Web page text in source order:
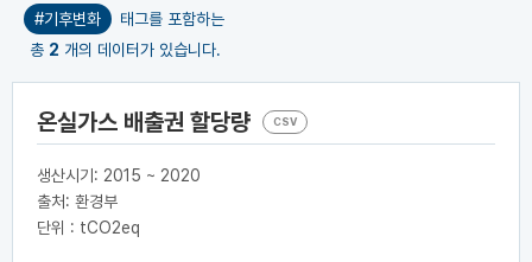
#기후변화
태그를 포함하는
총 2 개의 데이터가 있습니다.
온실가스 배출권 할당량 CSV
생산시기: 2015 ~ 2020
출처: 환경부
단위 : tCO2eq